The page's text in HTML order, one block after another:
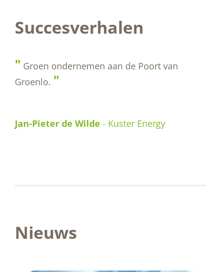
Succesverhalen
" Wij zijn een dynamisch en creatief bedrijf;
Laarberg faciliteert in al onze
Henk ten Damme- Ten Damme
Nieuws